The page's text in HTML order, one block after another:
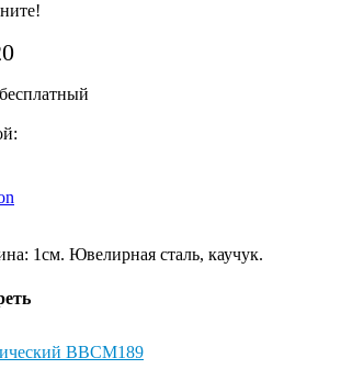
1см. Ювелирная сталь, каучук.